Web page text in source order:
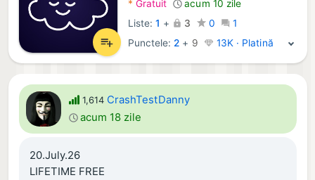
* Gratuit
acum 10 zile
Liste: 1 + 3 0
1
Punctele: 2 + 9 13K · Platină
1,614 CrashTestDanny
acum 18 zile
20.July.26
LIFETIME FREE